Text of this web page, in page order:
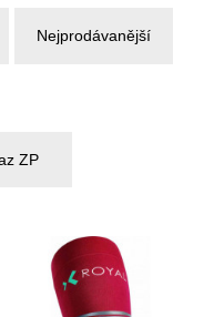
Nejprodávanější
ZP